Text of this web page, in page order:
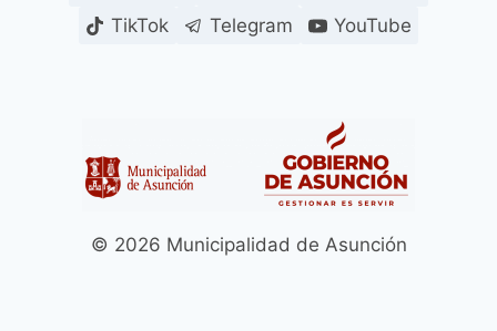
TikTok
Telegram YouTube
© 2026 Municipalidad de Asunción